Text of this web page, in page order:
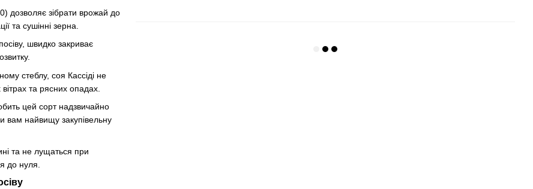
дозволяє зібрати врожай до
та сушінні зерна.
швидко закриває
стеблу, соя Кассіді не
та рясних опадах.
цей сорт надзвичайно
вам найвищу закупівельну
та не лущаться при
до нуля.